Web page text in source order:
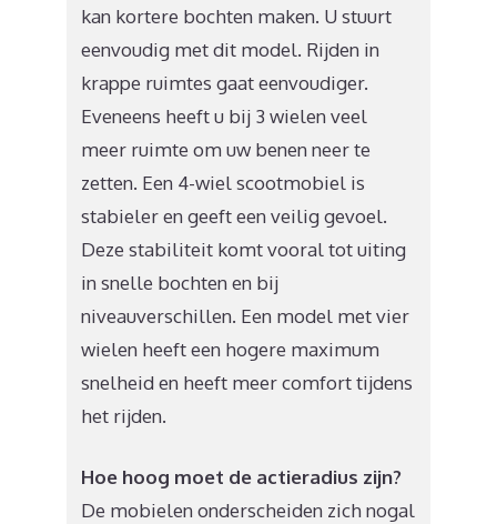
kan kortere bochten maken. U stuurt
eenvoudig met dit model. Rijden in
krappe ruimtes gaat eenvoudiger.
Eveneens heeft u bij 3 wielen veel
meer ruimte om uw benen neer te
zetten. Een 4-wiel scootmobiel is
stabieler en geeft een veilig gevoel.
Deze stabiliteit komt vooral tot uiting
in snelle bochten en bij
niveauverschillen. Een model met vier
wielen heeft een hogere maximum
snelheid en heeft meer comfort tijdens
het rijden.
Hoe hoog moet de actieradius zijn?
De mobielen onderscheiden zich nogal